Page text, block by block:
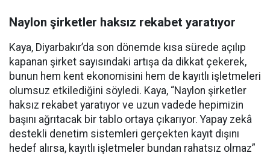
Naylon şirketler haksız rekabet yaratıyor
Kaya, Diyarbakır’da son dönemde kısa sürede açılıp
kapanan şirket sayısındaki artışa da dikkat çekerek,
bunun hem kent ekonomisini hem de kayıtlı işletmeleri
olumsuz etkilediğini söyledi. Kaya, “Naylon şirketler
haksız rekabet yaratıyor ve uzun vadede hepimizin
başını ağrıtacak bir tablo ortaya çıkarıyor. Yapay zekâ
destekli denetim sistemleri gerçekten kayıt dışını
hedef alırsa, kayıtlı işletmeler bundan rahatsız olmaz”